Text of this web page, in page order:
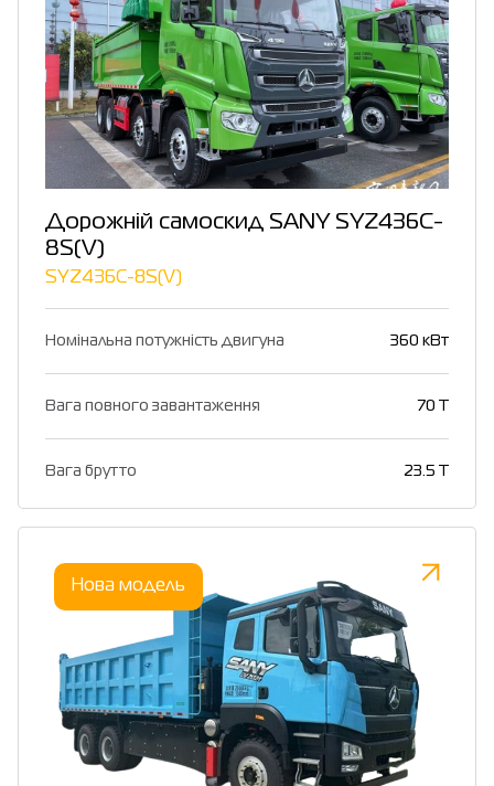
Дорожній самоскид SANY SYZ436C-
8S(V)
SYZ436C-8S(V)
Номінальна потужність двигуна 360 кВт
Вага повного завантаження 70 T
Вага брутто 23.5 T
Нова модель